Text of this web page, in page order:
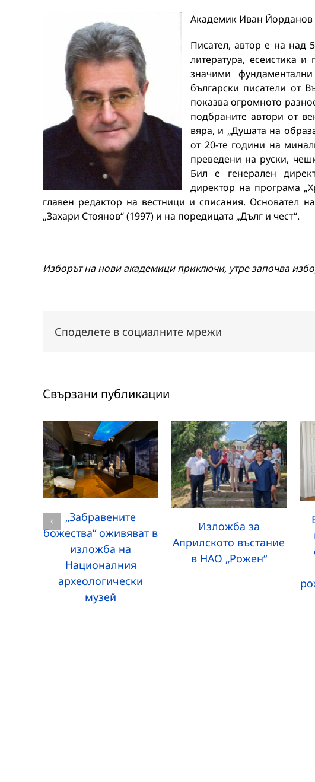
Академик Иван Йорданов
Писател, автор е на над
литература, есеистика
значими
български писатели от
показва огромното
подбраните автори от
вяра, и „Душата на
от 20-те години на
преведени на руски,
Бил е генерален
директор на програма
главен редактор на вестници и списания. Основател
„Захари Стоянов“ (1997) и на поредицата „Дълг и чест“.
Изборът на нови академици приключи, утре започва
Споделете в социалните мрежи
Свързани публикации
„Забравените
божества“ оживяват в
изложба на
Националния
археологически
музей
Изложба за
Априлското въстание
в НАО „Рожен“